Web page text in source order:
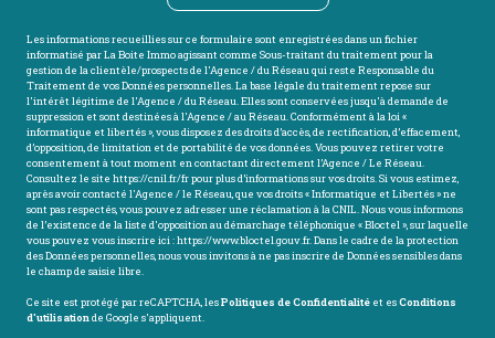
Les informations recueillies sur ce formulaire sont enregistrées dans un fichier
informatisé par La Boite Immo agissant comme Sous-traitant du traitement pour la
gestion de la clientèle/prospects de l'Agence / du Réseau qui reste Responsable du
Traitement de vos Données personnelles. La base légale du traitement repose sur
l'intérêt légitime de l'Agence / du Réseau. Elles sont conservées jusqu'à demande de
suppression et sont destinées à l'Agence / au Réseau. Conformément à la loi «
informatique et libertés », vous disposez des droits d’accès, de rectification, d’effacement,
d’opposition, de limitation et de portabilité de vos données. Vous pouvez retirer votre
consentement à tout moment en contactant directement l’Agence / Le Réseau.
Consultez le site https://cnil.fr/frpour plus d’informations sur vos droits. Si vous estimez,
après avoir contacté l'Agence / le Réseau, que vos droits « Informatique et Libertés » ne
sont pas respectés, vous pouvez adresser une réclamation à la CNIL. Nous vous informons
de l’existence de la liste d'opposition au démarchage téléphonique « Bloctel », sur laquelle
vous pouvez vous inscrire ici :https://www.bloctel.gouv.fr. Dans le cadre de la protection
des Données personnelles, nous vous invitons à ne pas inscrire de Données sensibles dans
le champ de saisie libre.
Ce site est protégé par reCAPTCHA, lesPolitiques de Confidentialité et esConditions
d'utilisationde Google s'appliquent.